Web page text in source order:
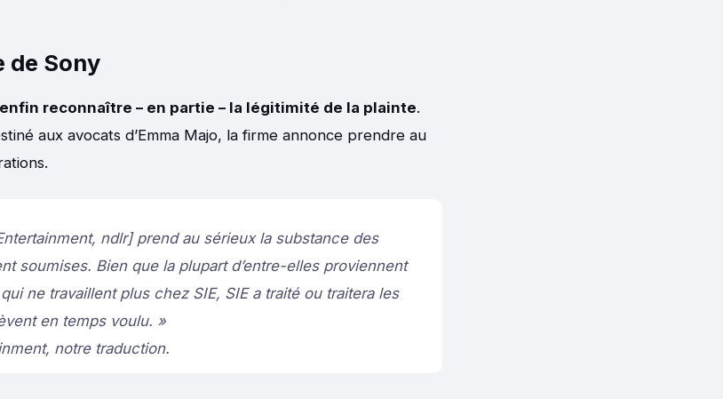
de Sony
reconnaître – en partie – la légitimité de la plainte.
aux avocats d’Emma Majo, la firme annonce prendre au
ndlr] prend au sérieux la substance des
soumises. Bien que la plupart d’entre-elles proviennent
ne travaillent plus chez SIE, SIE a traité ou traitera les
en temps voulu. »
notre traduction.